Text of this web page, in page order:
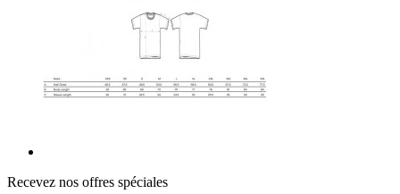
Recevez nos offres spéciales